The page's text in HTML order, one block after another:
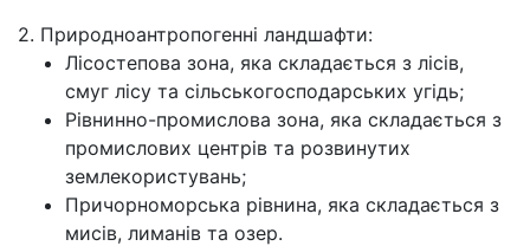
2. Природноантропогенні ландшафти:
Лісостепова зона, яка складається з лісів,
смуг лісу та сільськогосподарських угідь;
Рівнинно-промислова зона, яка складається з
промислових центрів та розвинутих
землекористувань;
Причорноморська рівнина, яка складається з
мисів, лиманів та озер.